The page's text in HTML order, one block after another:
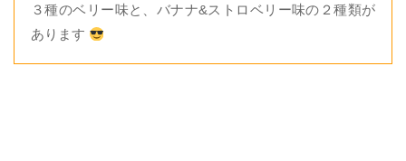
３種のベリー味と、バナナ&ストロベリー味の２種類が
あります